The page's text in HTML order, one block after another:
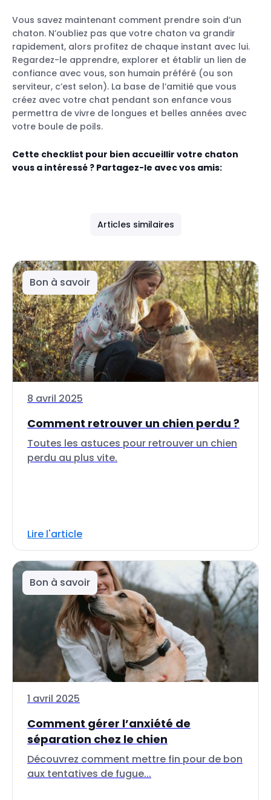
Vous savez maintenant comment prendre soin d’un
chaton. N’oubliez pas que votre chaton va grandir
rapidement, alors profitez de chaque instant avec lui.
Regardez-le apprendre, explorer et établir un lien de
confiance avec vous, son humain préféré (ou son
serviteur, c’est selon). La base de l’amitié que vous
créez avec votre chat pendant son enfance vous
permettra de vivre de longues et belles années avec
votre boule de poils.
Cette checklist pour bien accueillir votre chaton
vous a intéressé ? Partagez-le avec vos amis:
Articles similaires
Bon à savoir
8 avril 2025
Comment retrouver un chien perdu ?
Toutes les astuces pour retrouver un chien
perdu au plus vite.
Lire l'article
Bon à savoir
1 avril 2025
Comment gérer l’anxiété de
séparation chez le chien
Découvrez comment mettre fin pour de bon
aux tentatives de fugue...